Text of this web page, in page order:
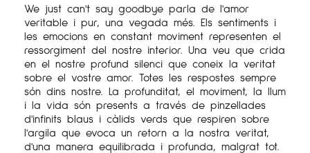
We just can't say goodbye parla de l'amor
veritable i pur, una vegada més. Els sentiments i
les emocions en constant moviment representen el
ressorgiment del nostre interior. Una veu que crida
en el nostre profund silenci que coneix la veritat
sobre el vostre amor. Totes les respostes sempre
són dins nostre. La profunditat, el moviment, la llum
i la vida són presents a través de pinzellades
d'infinits blaus i càlids verds que respiren sobre
l'argila que evoca un retorn a la nostra veritat,
d'una manera equilibrada i profunda, malgrat tot.